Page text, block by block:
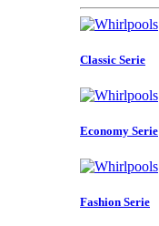
Classic Serie
Economy Serie
Fashion Serie